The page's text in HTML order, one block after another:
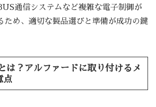
通信システムなど複雑な電子制御が
ため、適切な製品選びと準備が成功の鍵
？アルファードに取り付けるメ
点